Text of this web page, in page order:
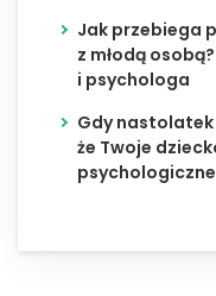
Jak przebiega
z młodą
i psychologa
Gdy
że Twoje